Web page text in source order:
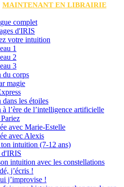
MAINTENANT EN LIBRAIRIE
complet
d'IRIS
votre intuition
1
2
3
du corps
magie
les étoiles
à l’ère de l’intelligence artificielle
avec Marie-Estelle
avec Alexis
ton intuition (7-12 ans)
d'IRIS
intuition avec les constellations
j’écris !
j’improvise !